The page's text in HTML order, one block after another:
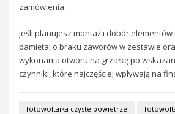
zamówienia.
Jeśli planujesz montaż i dobór elementów
pamiętaj o braku zaworów w zestawie
wykonania otworu na grzałkę po
czynniki, które najczęściej wpływają na
fotowoltaika czyste powietrze